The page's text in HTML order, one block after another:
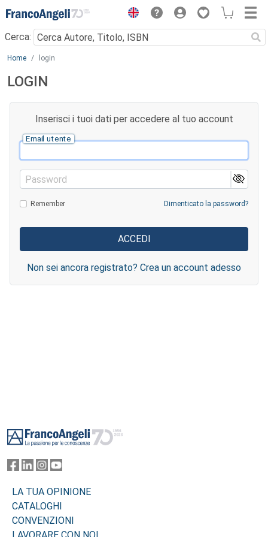
Menu
Cerca:
Main content
Home login
LOGIN
Inserisci i tuoi dati per accedere al tuo account
Email utente
Password
Remember Dimenticato la password?
Non sei ancora registrato? Crea un account adesso
LA TUA OPINIONE
CATALOGHI
CONVENZIONI